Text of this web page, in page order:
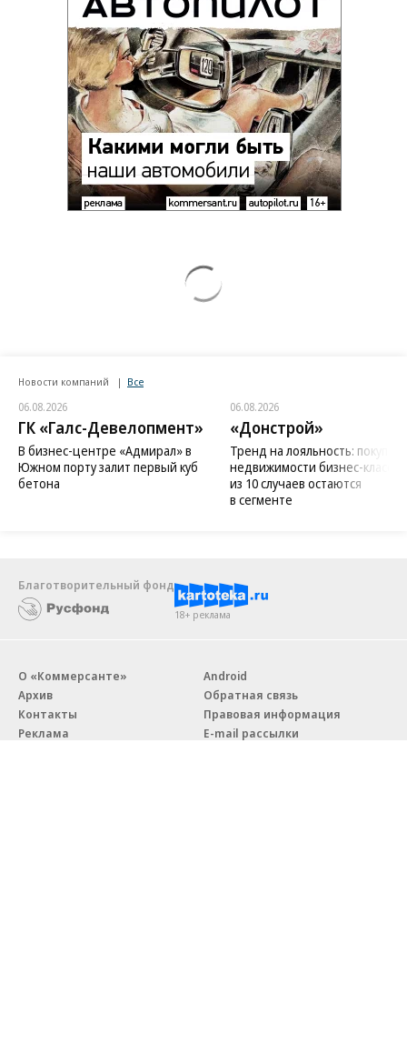
Новости компаний Все
06.08.2026
ГК «Галс-Девелопмент»
В бизнес-центре «Адмирал» в
Южном порту залит первый куб
бетона
06.08.2026
«Донстрой»
Тренд на лояльность:
недвижимости бизнес-класса
из 10 случаев остаются
в сегменте
Благотворительный фонд
18+ реклама
О «Коммерсанте»
Архив
Контакты
Реклама
Android
Обратная связь
Правовая информация
E-mail рассылки